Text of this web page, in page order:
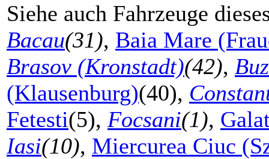
Siehe auch Fahrzeuge
Bacau(31), Baia Mare
Brasov (Kronstadt)(42),
(Klausenburg)(40),
Fetesti(5), Focsani(1),
Iasi(10), Miercurea Ciuc